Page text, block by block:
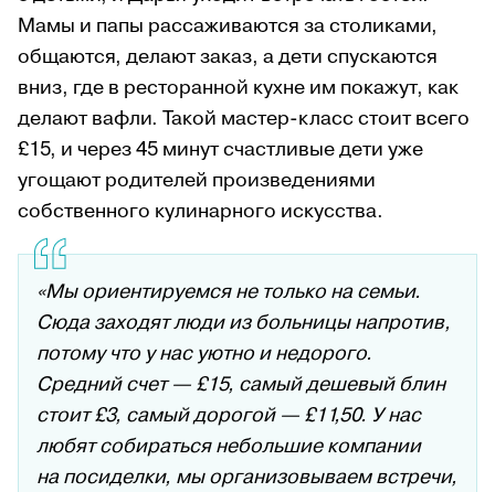
Мамы и папы рассаживаются за столиками,
общаются, делают заказ, а дети спускаются
вниз, где в ресторанной кухне им покажут, как
делают вафли. Такой мастер-класс стоит всего
£15, и через 45 минут счастливые дети уже
угощают родителей произведениями
собственного кулинарного искусства.
«Мы ориентируемся не только на семьи.
Сюда заходят люди из больницы напротив,
потому что у нас уютно и недорого.
Средний счет — £15, самый дешевый блин
стоит £3, самый дорогой — £11,50. У нас
любят собираться небольшие компании
на посиделки, мы организовываем встречи,